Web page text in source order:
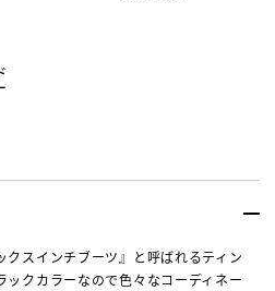
クスインチブーツ』と呼ばれるティン
ックカラーなので色々なコーディネー